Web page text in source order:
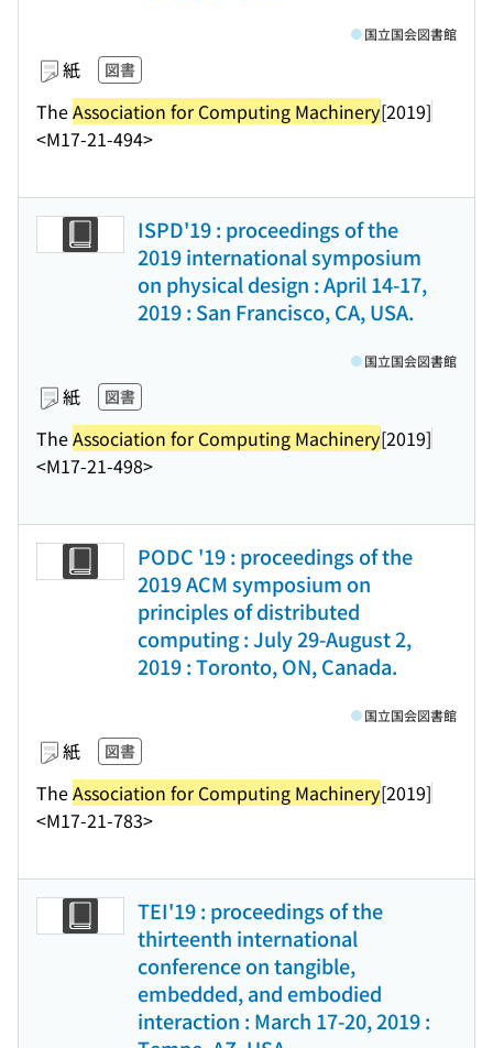
紙 図書
TheAssociation for Computing Machinery[2019]
<M17-21-494>
国立国会図書館
ISPD'19 : proceedings of the
2019 international symposium
on physical design : April 14-17,
2019 : San Francisco, CA, USA.
紙 図書
TheAssociation for Computing Machinery[2019]
<M17-21-498>
国立国会図書館
PODC '19 : proceedings of the
2019 ACM symposium on
principles of distributed
computing : July 29-August 2,
2019 : Toronto, ON, Canada.
紙 図書
TheAssociation for Computing Machinery[2019]
<M17-21-783>
国立国会図書館
TEI'19 : proceedings of the
thirteenth international
conference on tangible,
embedded, and embodied
interaction : March 17-20, 2019 :